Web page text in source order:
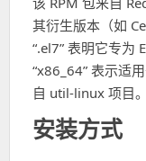
其衍生版本（如
“.el7” 表明它专为
“x86_64” 表示适
自 util-linux 项目。
安装方式